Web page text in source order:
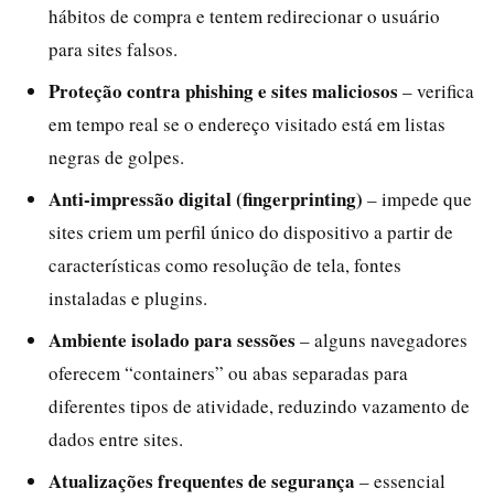
hábitos de compra e tentem redirecionar o usuário
para sites falsos.
Proteção contra phishing e sites maliciosos – verifica
em tempo real se o endereço visitado está em listas
negras de golpes.
Anti-impressão digital (fingerprinting) – impede que
sites criem um perfil único do dispositivo a partir de
características como resolução de tela, fontes
instaladas e plugins.
Ambiente isolado para sessões – alguns navegadores
oferecem “containers” ou abas separadas para
diferentes tipos de atividade, reduzindo vazamento de
dados entre sites.
Atualizações frequentes de segurança – essencial